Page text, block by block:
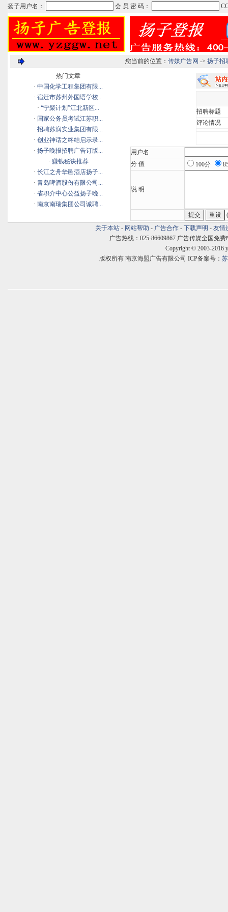
您当前的位置： 传媒广告网 -> 扬子招
热门文章
· 中国化学工程集团有限...
· 宿迁市苏州外国语学校...
· “宁聚计划”江北新区...
· 国家公务员考试江苏职...
· 招聘苏润实业集团有限...
· 创业神话之终结启示录...
· 扬子晚报招聘广告订版...
· 赚钱秘诀推荐
· 长江之舟华邑酒店扬子...
· 青岛啤酒股份有限公司...
· 省职介中心公益扬子晚...
· 南京南瑞集团公司诚聘...
招聘标题
评论情况
用户名
分 值
100分
说 明
关于本站 - 网站帮助 - 广告合作 - 下载声明 - 友情
广告热线：025-86609867 广告传媒全国免费
Copyright © 2003-2016
版权所有 南京海盟广告有限公司 ICP备案号：